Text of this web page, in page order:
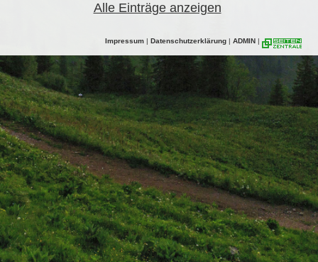
Alle Einträge anzeigen
Impressum | Datenschutzerklärung | ADMIN |